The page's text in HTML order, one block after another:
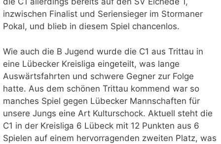
inzwischen Finalist und Seriensieger im Stormaner
Pokal, und blieb in diesem Spiel chancenlos.
Wie auch die B Jugend wurde die C1 aus Trittau in
eine Lübecker Kreisliga eingeteilt, was lange
Auswärtsfahrten und schwere Gegner zur Folge
hatte. Aus dem schönen Trittau kommend war so
manches Spiel gegen Lübecker Mannschaften für
unsere Jungs eine Art Kulturschock. Aktuell steht die
C1 in der Kreisliga 6 Lübeck mit 12 Punkten aus 6
Spielen auf einem hervorragenden zweiten Platz, was